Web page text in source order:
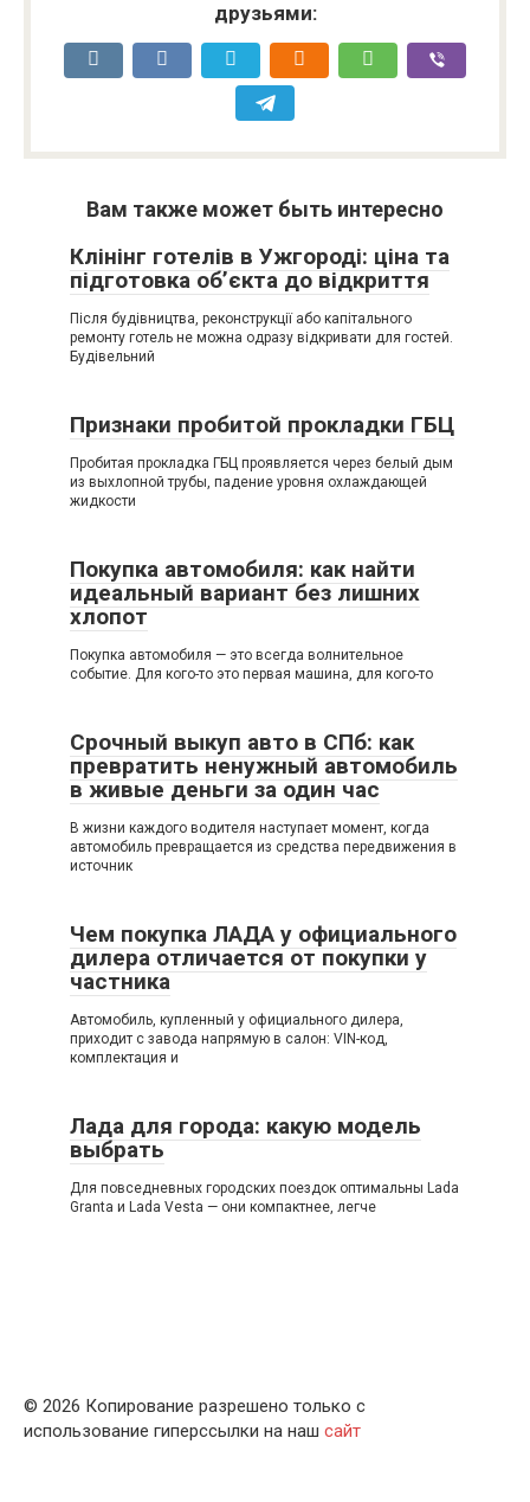
друзьями:
Вам также может быть интересно
Клінінг готелів в Ужгороді: ціна та
підготовка об’єкта до відкриття
Після будівництва, реконструкції або капітального
ремонту готель не можна одразу відкривати для гостей.
Будівельний
Признаки пробитой прокладки ГБЦ
Пробитая прокладка ГБЦ проявляется через белый дым
из выхлопной трубы, падение уровня охлаждающей
жидкости
Покупка автомобиля: как найти
идеальный вариант без лишних
хлопот
Покупка автомобиля — это всегда волнительное
событие. Для кого-то это первая машина, для кого-то
Срочный выкуп авто в СПб: как
превратить ненужный автомобиль
в живые деньги за один час
В жизни каждого водителя наступает момент, когда
автомобиль превращается из средства передвижения в
источник
Чем покупка ЛАДА у официального
дилера отличается от покупки у
частника
Автомобиль, купленный у официального дилера,
приходит с завода напрямую в салон: VIN-код,
комплектация и
Лада для города: какую модель
выбрать
Для повседневных городских поездок оптимальны Lada
Granta и Lada Vesta — они компактнее, легче
© 2026 Копирование разрешено только с
использование гиперссылки на наш сайт